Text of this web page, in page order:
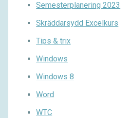
Semesterplanering 2023
Skräddarsydd Excelkurs
Tips & trix
Windows
Windows 8
Word
WTC